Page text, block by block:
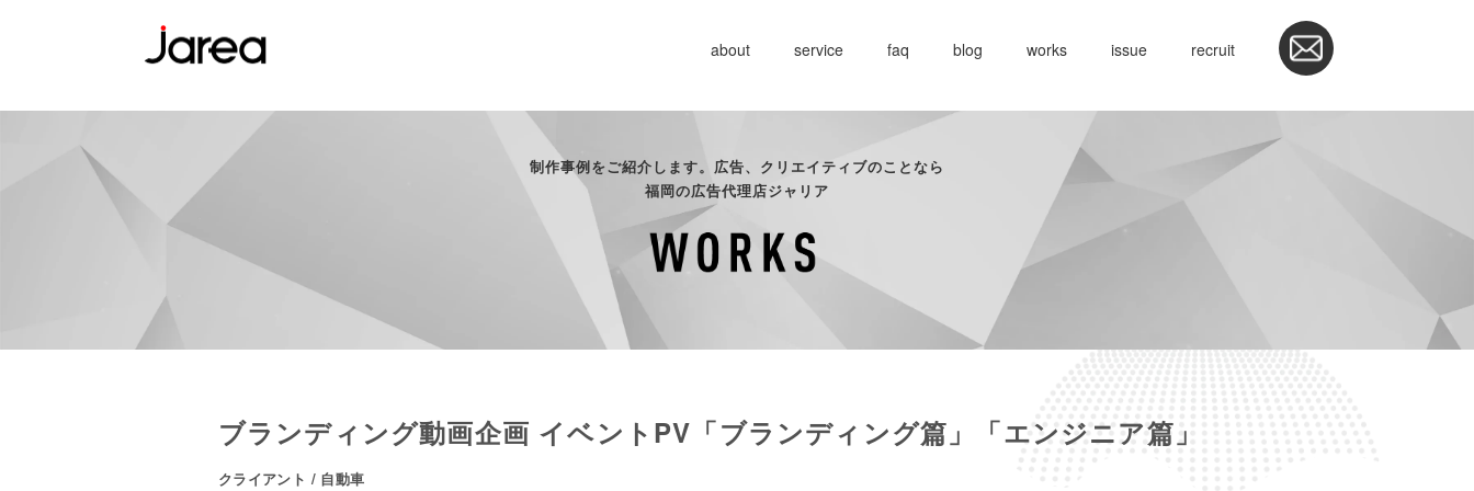
about service faq blog works issue recruit
制作事例をご紹介します。広告、クリエイティブのことなら
福岡の広告代理店ジャリア
ブランディング動画企画 イベントPV「ブランディング篇」「エンジニア篇」
クライアント / 自動車